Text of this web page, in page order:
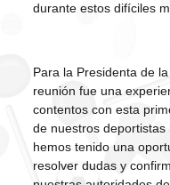
durante estos difíciles
Para la Presidenta de
reunión fue una
contentos con esta
de nuestros
hemos tenido una
resolver dudas y